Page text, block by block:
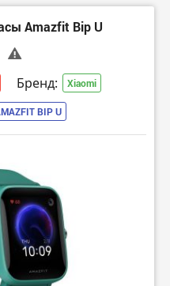
Amazfit Bip U
Бренд: Xiaomi
BIP U